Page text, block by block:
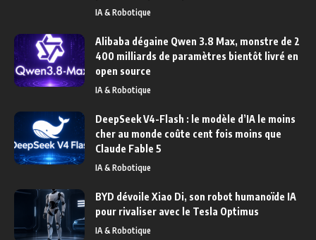
IA & Robotique
Alibaba dégaine Qwen 3.8 Max, monstre de 2
400 milliards de paramètres bientôt livré en
open source
IA & Robotique
DeepSeek V4-Flash : le modèle d’IA le moins
cher au monde coûte cent fois moins que
Claude Fable 5
IA & Robotique
BYD dévoile Xiao Di, son robot humanoïde IA
pour rivaliser avec le Tesla Optimus
IA & Robotique